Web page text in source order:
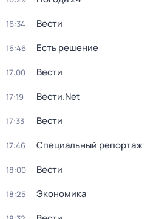
16:34 Вести
16:46 Есть решение
17:00 Вести
17:19 Вести.Net
17:33 Вести
17:46 Специальный репортаж
18:00 Вести
18:25 Экономика